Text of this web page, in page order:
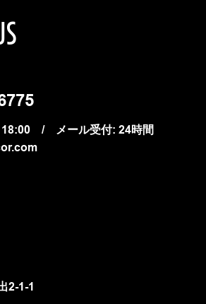
18:00 / メール受付: 24時間
2-1-1